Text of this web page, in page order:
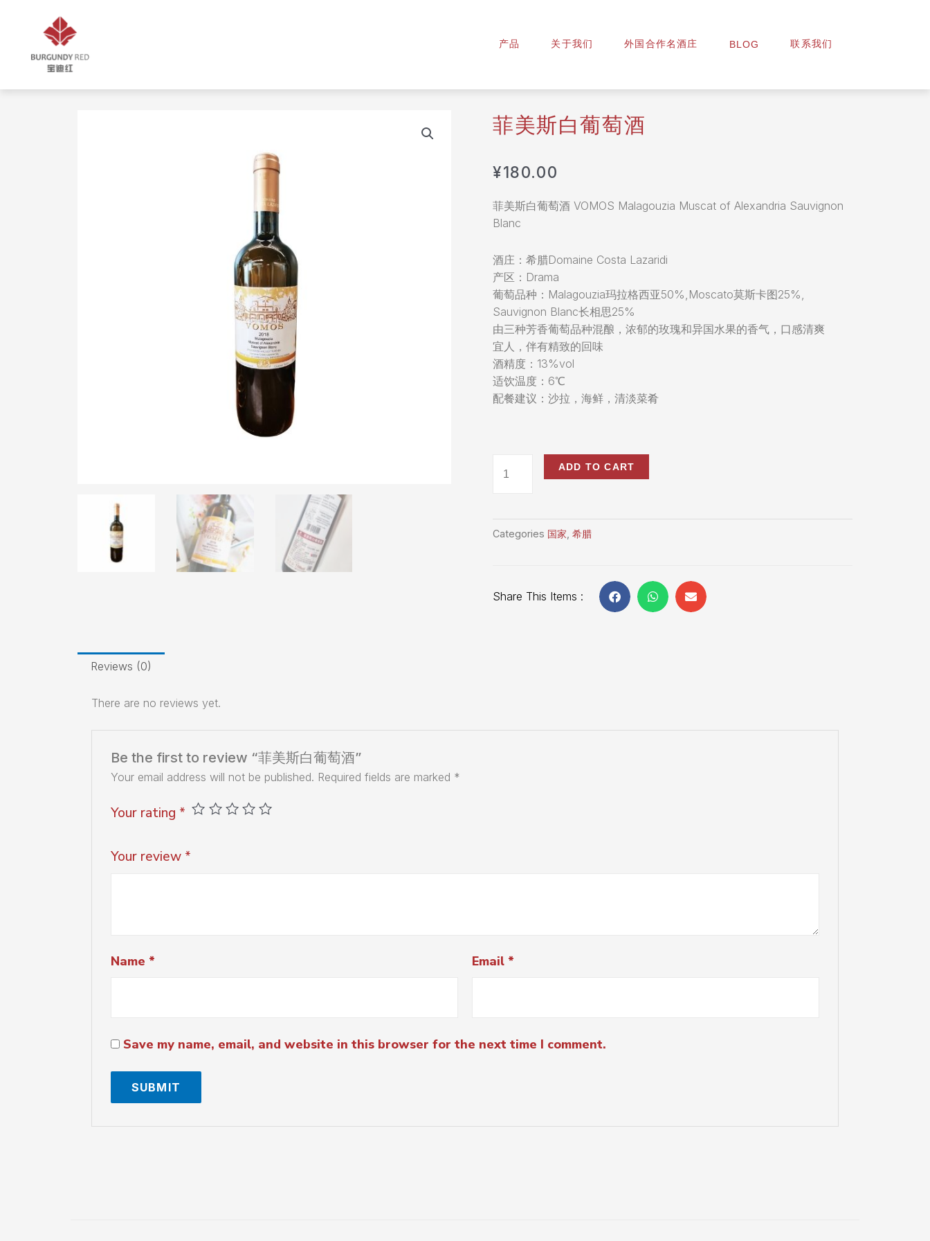
产品 关于我们 外国合作名酒庄 BLOG 联系我们
菲美斯白葡萄酒
¥180.00
菲美斯白葡萄酒 VOMOS Malagouzia Muscat of Alexandria Sauvignon
Blanc
酒庄：希腊Domaine Costa Lazaridi
产区：Drama
葡萄品种：Malagouzia玛拉格西亚50%,Moscato莫斯卡图25%,
Sauvignon Blanc长相思25%
由三种芳香葡萄品种混酿，浓郁的玫瑰和异国水果的香气，口感清爽
宜人，伴有精致的回味
酒精度：13%vol
适饮温度：6℃
配餐建议：沙拉，海鲜，清淡菜肴
ADD TO CART
Categories 国家 希腊
Share This Items :
Reviews (0)
There are no reviews yet.
Be the first to review “菲美斯白葡萄酒”
Your email address will not be published. Required fields are marked *
Your rating *
Your review *
Name * Email *
Save my name, email, and website in this browser for the next time I comment.